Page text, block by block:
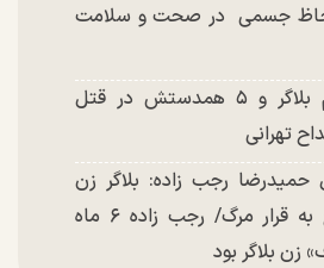
لحاظ جسمی در صحت و سلامت
اولین عکس از خانم بلاگر و ۵ همدستش در قتل
تهرانی
حمیدرضا رجب زاده: بلاگر زن
طعمه کشاندن مداح به قرار مرگ/ رجب زاده ۶ ماه
زن بلاگر بود